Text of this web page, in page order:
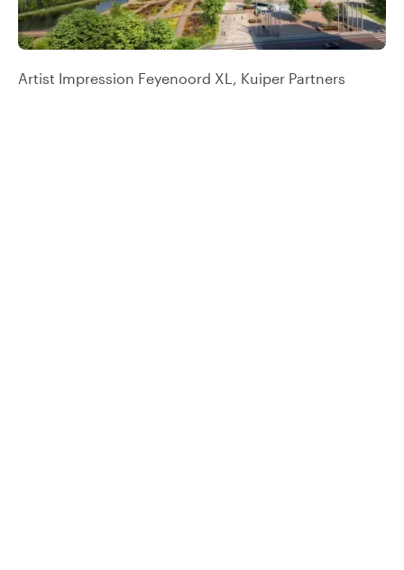
Artist Impression Feyenoord XL, Kuiper Partners